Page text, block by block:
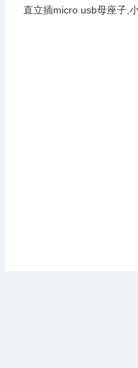
直立插micro usb母座子,